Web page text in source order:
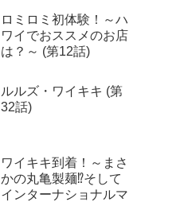
ロミロミ初体験！～ハ
ワイでおススメのお店
は？～ (第12話)
ルルズ・ワイキキ (第
32話)
ワイキキ到着！～まさ
かの丸亀製麺⁉そして
インターナショナルマ